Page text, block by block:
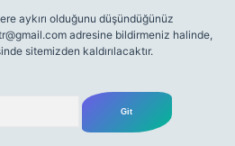
aykırı olduğunu düşündüğünüz
adresine bildirmeniz halinde,
sitemizden kaldırılacaktır.